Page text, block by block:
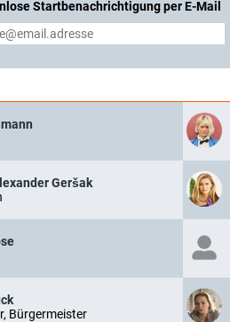
Startbenachrichtigung per E-Mail
Geršak
Bürgermeister